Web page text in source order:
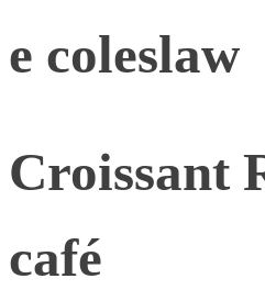
e coleslaw
Croissant
café